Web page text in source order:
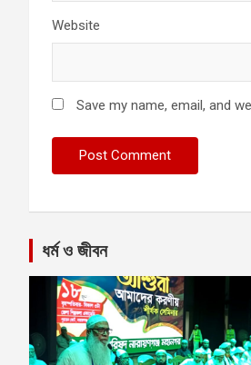
Website
Save my name, email, and
ধর্ম ও জীবন